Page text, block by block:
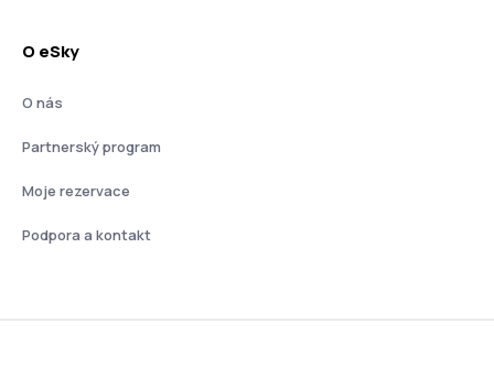
O eSky
O nás
Partnerský program
Moje rezervace
Podpora a kontakt